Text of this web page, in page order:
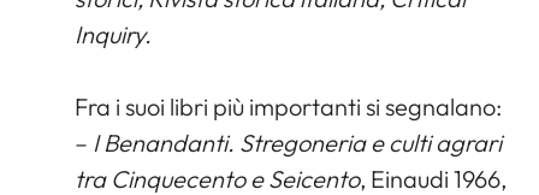
Inquiry.
Fra i suoi libri più importanti si segnalano:
– I Benandanti. Stregoneria e culti agrari
tra Cinquecento e Seicento, Einaudi 1966,